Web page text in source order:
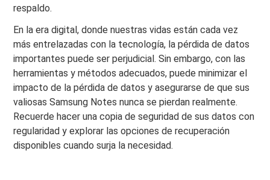
respaldo.
En la era digital, donde nuestras vidas están cada vez
más entrelazadas con la tecnología, la pérdida de datos
importantes puede ser perjudicial. Sin embargo, con las
herramientas y métodos adecuados, puede minimizar el
impacto de la pérdida de datos y asegurarse de que sus
valiosas Samsung Notes nunca se pierdan realmente.
Recuerde hacer una copia de seguridad de sus datos con
regularidad y explorar las opciones de recuperación
disponibles cuando surja la necesidad.